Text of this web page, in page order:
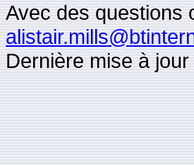
Avec des questions
Dernière mise à